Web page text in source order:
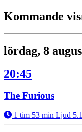
Kommande
lördag, 8
20:45
The Furious
1 tim 53 min Ljud 5.1